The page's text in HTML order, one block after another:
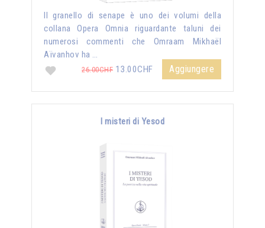
Il granello di senape è uno dei volumi della
collana Opera Omnia riguardante taluni dei
numerosi commenti che Omraam Mikhaël
Aïvanhov ha …
26.00CHF 13.00CHF Aggiungere
I misteri di Yesod